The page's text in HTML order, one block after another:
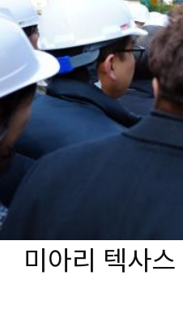
미아리 텍사